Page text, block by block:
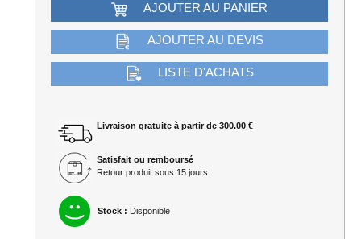
AJOUTER AU PANIER
AJOUTER AU DEVIS
LISTE D'ACHATS
Livraison gratuite à partir de 300.00 €
Satisfait ou remboursé
Retour produit sous 15 jours
Stock : Disponible